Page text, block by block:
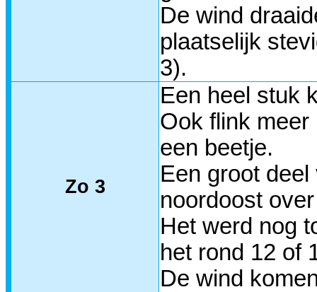
De wind
plaatselijk
3).
Zo 3
Een heel stuk
Ook flink
een beetje.
Een groot
noordoost
Het werd nog
het rond 12 of
De wind